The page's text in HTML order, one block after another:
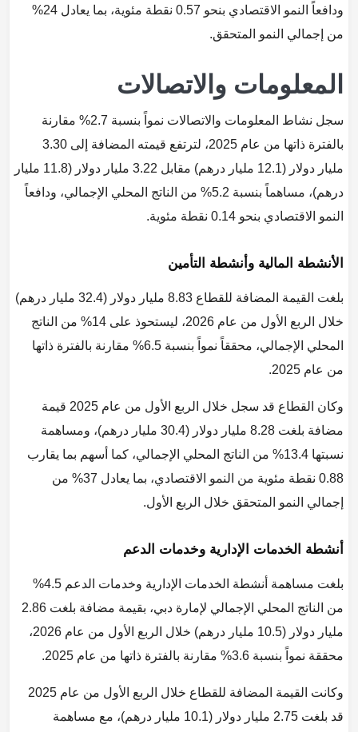
ودافعاً النمو الاقتصادي بنحو 0.57 نقطة مئوية، بما يعادل 24%
من إجمالي النمو المتحقق.
المعلومات والاتصالات
سجل نشاط المعلومات والاتصالات نمواً بنسبة 2.7% مقارنة
بالفترة ذاتها من عام 2025، لترتفع قيمته المضافة إلى 3.30
مليار دولار (12.1 مليار درهم) مقابل 3.22 مليار دولار (11.8 مليار
درهم)، مساهماً بنسبة 5.2% من الناتج المحلي الإجمالي، ودافعاً
النمو الاقتصادي بنحو 0.14 نقطة مئوية.
الأنشطة المالية وأنشطة التأمين
بلغت القيمة المضافة للقطاع 8.83 مليار دولار (32.4 مليار درهم)
خلال الربع الأول من عام 2026، ليستحوذ على 14% من الناتج
المحلي الإجمالي، محققاً نمواً بنسبة 6.5% مقارنة بالفترة ذاتها
من عام 2025.
وكان القطاع قد سجل خلال الربع الأول من عام 2025 قيمة
مضافة بلغت 8.28 مليار دولار (30.4 مليار درهم)، ومساهمة
نسبتها 13.4% من الناتج المحلي الإجمالي، كما أسهم بما يقارب
0.88 نقطة مئوية من النمو الاقتصادي، بما يعادل 37% من
إجمالي النمو المتحقق خلال الربع الأول.
أنشطة الخدمات الإدارية وخدمات الدعم
بلغت مساهمة أنشطة الخدمات الإدارية وخدمات الدعم 4.5%
من الناتج المحلي الإجمالي لإمارة دبي، بقيمة مضافة بلغت 2.86
مليار دولار (10.5 مليار درهم) خلال الربع الأول من عام 2026،
محققة نمواً بنسبة 3.6% مقارنة بالفترة ذاتها من عام 2025.
وكانت القيمة المضافة للقطاع خلال الربع الأول من عام 2025
قد بلغت 2.75 مليار دولار (10.1 مليار درهم)، مع مساهمة